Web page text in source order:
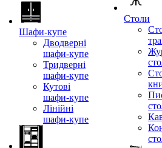
Шафи-купе
Дводверні
шафи-купе
Тридверні
шафи-купе
Кутові
шафи-купе
Лінійні
шафи-купе
Столи